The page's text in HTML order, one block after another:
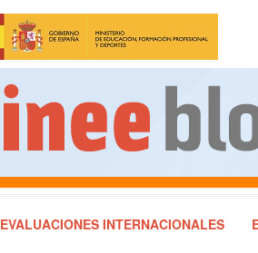
EVALUACIONES INTERNACIONALES